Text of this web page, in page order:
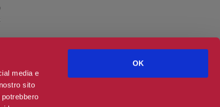
media e
sito
OK